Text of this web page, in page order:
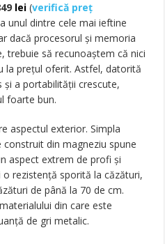
lei (verifică preț
unul dintre cele mai ieftine
dacă procesorul şi memoria
trebuie să recunoaştem că nici
la preţul oferit. Astfel, datorită
a portabilităţii crescute,
foarte bun.
aspectul exterior. Simpla
din magneziu spune
aspect extrem de profi şi
rezistenţă sporită la căzături,
de până la 70 de cm.
din care este
de gri metalic.